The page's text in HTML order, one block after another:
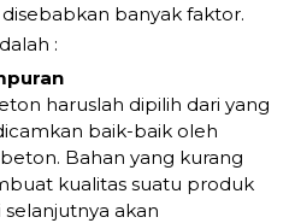
banyak faktor.
:
haruslah dipilih dari yang
baik-baik oleh
Bahan yang kurang
kualitas suatu produk
akan